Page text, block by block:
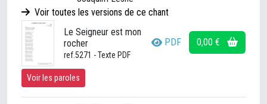
Voir toutes les versions de ce chant
Le Seigneur est mon
rocher
ref.5271 - Texte PDF
PDF 0,00 €
Voir les paroles